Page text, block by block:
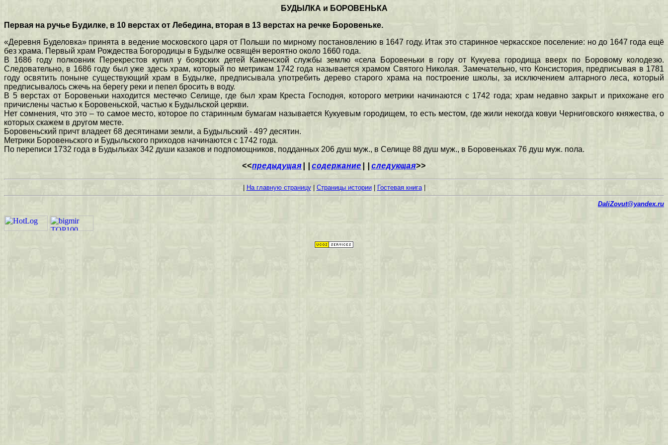
БУДЫЛКА и БОРОВЕНЬКА
Первая на ручье Будилке, в 10 верстах от Лебедина, вторая в 13 верстах на речке Боровеньке.
«Деревня Буделовка» принята в ведение московского царя от Польши по мирному постановлению в 1647 году. Итак это старинное черкасское поселение: но до 1647 года ещё
без храма. Первый храм Рождества Богородицы в Будылке освящён вероятно около 1660 года.
В 1686 году полковник Перекрестов купил у боярских детей Каменской службы землю «села Боровеньки в гору от Кукуева городища вверх по Боровому колодезю.
Следовательно, в 1686 году был уже здесь храм, который по метрикам 1742 года называется храмом Святого Николая. Замечательно, что Консистория, предписывая в 1781
году освятить поныне существующий храм в Будылке, предписывала употребить дерево старого храма на построение школы, за исключением алтарного леса, который
предписывалось сжечь на берегу реки и пепел бросить в воду.
В 5 верстах от Боровеньки находится местечко Селище, где был храм Креста Господня, которого метрики начинаются с 1742 года; храм недавно закрыт и прихожане его
причислены частью к Боровеньской, частью к Будыльской церкви.
Нет сомнения, что это – то самое место, которое по старинным бумагам называется Кукуевым городищем, то есть местом, где жили некогда ковуи Черниговского княжества, о
которых скажем в другом месте.
Боровеньский причт владеет 68 десятинами земли, а Будыльский - 49? десятин.
Метрики Боровеньского и Будыльского приходов начинаются с 1742 года.
По переписи 1732 года в Будыльках 342 души казаков и подпомощников, подданных 206 душ муж., в Селище 88 душ муж., в Боровеньках 76 душ муж. пола.
<<предыдущая содержание следующая>>
На главную страницу| Страницы истории| Гостевая книга|
DaliZovut@yandex.ru